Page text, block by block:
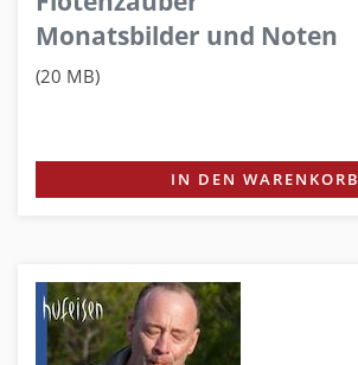
Monatsbilder und Noten
(20 MB)
IN DEN WARENKORB